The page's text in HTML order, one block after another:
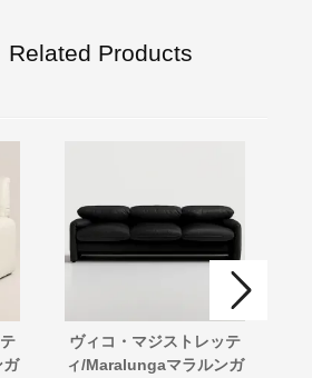
Related Products
ガ
ヴィコ・マジストレッテ
ィ/Maralungaマラルンガ